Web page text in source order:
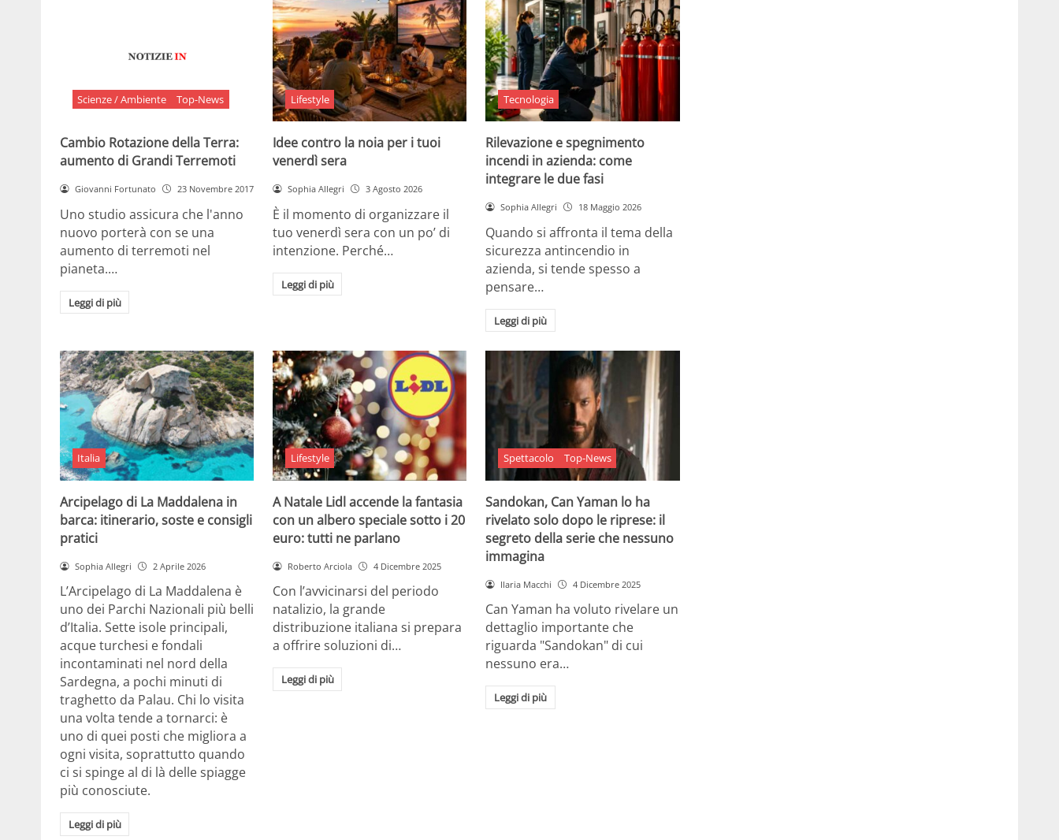
Scienze / Ambiente Top-News
Cambio Rotazione della Terra:
aumento di Grandi Terremoti
Giovanni Fortunato 23 Novembre 2017
Uno studio assicura che l'anno
nuovo porterà con se una
aumento di terremoti nel
pianeta.…
Leggi di più
Lifestyle
Idee contro la noia per i tuoi
venerdì sera
Sophia Allegri 3 Agosto 2026
È il momento di organizzare il
tuo venerdì sera con un po’ di
intenzione. Perché…
Leggi di più
Tecnologia
Rilevazione e spegnimento
incendi in azienda: come
integrare le due fasi
Sophia Allegri 18 Maggio 2026
Quando si affronta il tema della
sicurezza antincendio in
azienda, si tende spesso a
pensare…
Leggi di più
Italia
Arcipelago di La Maddalena in
barca: itinerario, soste e consigli
pratici
Sophia Allegri 2 Aprile 2026
L’Arcipelago di La Maddalena è
uno dei Parchi Nazionali più belli
d’Italia. Sette isole principali,
acque turchesi e fondali
incontaminati nel nord della
Sardegna, a pochi minuti di
traghetto da Palau. Chi lo visita
una volta tende a tornarci: è
uno di quei posti che migliora a
ogni visita, soprattutto quando
ci si spinge al di là delle spiagge
più conosciute.
Leggi di più
Lifestyle
A Natale Lidl accende la fantasia
con un albero speciale sotto i 20
euro: tutti ne parlano
Roberto Arciola 4 Dicembre 2025
Con l’avvicinarsi del periodo
natalizio, la grande
distribuzione italiana si prepara
a offrire soluzioni di…
Leggi di più
Spettacolo Top-News
Sandokan, Can Yaman lo ha
rivelato solo dopo le riprese: il
segreto della serie che nessuno
immagina
Ilaria Macchi 4 Dicembre 2025
Can Yaman ha voluto rivelare un
dettaglio importante che
riguarda "Sandokan" di cui
nessuno era…
Leggi di più